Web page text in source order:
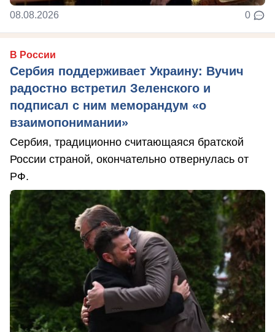
08.08.2026 0
В России
Сербия поддерживает Украину: Вучич
радостно встретил Зеленского и
подписал с ним меморандум «о
взаимопонимании»
Сербия, традиционно считающаяся братской
России страной, окончательно отвернулась от
РФ.